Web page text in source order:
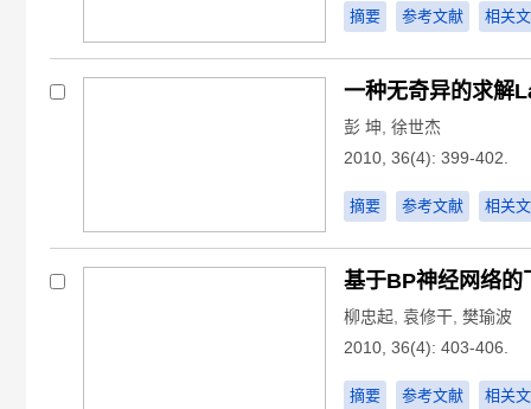
摘要 参考文献 相关
一种无奇异的求解
彭 坤 徐世杰
2010, 36(4): 399-402.
摘要 参考文献 相关
基于BP神经网络的
柳忠起 袁修干 樊瑜波
2010, 36(4): 403-406.
摘要 参考文献 相关